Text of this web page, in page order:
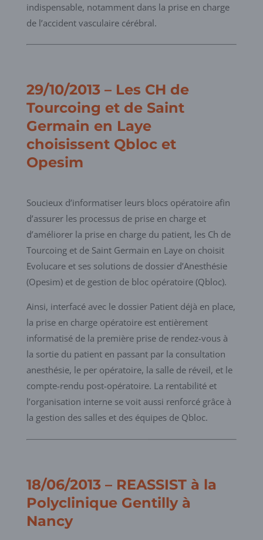
indispensable, notamment dans la prise en charge
de l’accident vasculaire cérébral.
29/10/2013 – Les CH de
Tourcoing et de Saint
Germain en Laye
choisissent Qbloc et
Opesim
Soucieux d’informatiser leurs blocs opératoire afin
d’assurer les processus de prise en charge et
d’améliorer la prise en charge du patient, les Ch de
Tourcoing et de Saint Germain en Laye on choisit
Evolucare et ses solutions de dossier d’Anesthésie
(Opesim) et de gestion de bloc opératoire (Qbloc).
Ainsi, interfacé avec le dossier Patient déjà en place,
la prise en charge opératoire est entièrement
informatisé de la première prise de rendez-vous à
la sortie du patient en passant par la consultation
anesthésie, le per opératoire, la salle de réveil, et le
compte-rendu post-opératoire. La rentabilité et
l’organisation interne se voit aussi renforcé grâce à
la gestion des salles et des équipes de Qbloc.
18/06/2013 – REASSIST à la
Polyclinique Gentilly à
Nancy